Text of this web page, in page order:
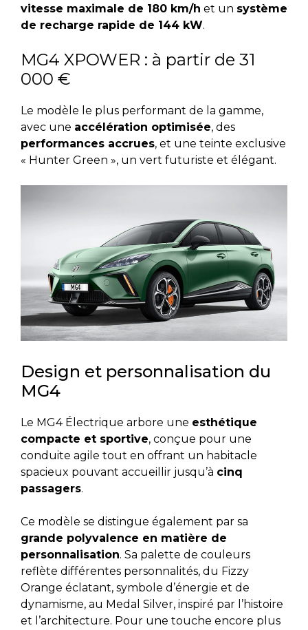
vitesse maximale de 180 km/h et un système
de recharge rapide de 144 kW.
MG4 XPOWER : à partir de 31
000 €
Le modèle le plus performant de la gamme,
avec une accélération optimisée, des
performances accrues, et une teinte exclusive
« Hunter Green », un vert futuriste et élégant.
Design et personnalisation du
MG4
Le MG4 Électrique arbore une esthétique
compacte et sportive, conçue pour une
conduite agile tout en offrant un habitacle
spacieux pouvant accueillir jusqu’à cinq
passagers.
Ce modèle se distingue également par sa
grande polyvalence en matière de
personnalisation. Sa palette de couleurs
reflète différentes personnalités, du Fizzy
Orange éclatant, symbole d’énergie et de
dynamisme, au Medal Silver, inspiré par l’histoire
et l’architecture. Pour une touche encore plus